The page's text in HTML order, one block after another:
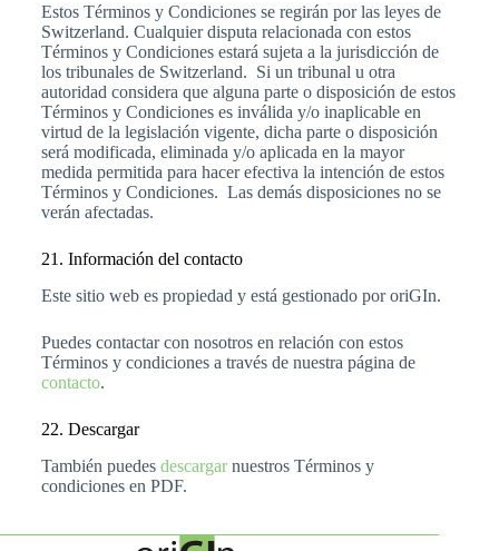
Estos Términos y Condiciones se regirán por las leyes de
Switzerland. Cualquier disputa relacionada con estos
Términos y Condiciones estará sujeta a la jurisdicción de
los tribunales de Switzerland. Si un tribunal u otra
autoridad considera que alguna parte o disposición de estos
Términos y Condiciones es inválida y/o inaplicable en
virtud de la legislación vigente, dicha parte o disposición
será modificada, eliminada y/o aplicada en la mayor
medida permitida para hacer efectiva la intención de estos
Términos y Condiciones. Las demás disposiciones no se
verán afectadas.
21. Información del contacto
Este sitio web es propiedad y está gestionado por oriGIn.
Puedes contactar con nosotros en relación con estos
Términos y condiciones a través de nuestra página de
contacto.
22. Descargar
También puedes descargarnuestros Términos y
condiciones en PDF.